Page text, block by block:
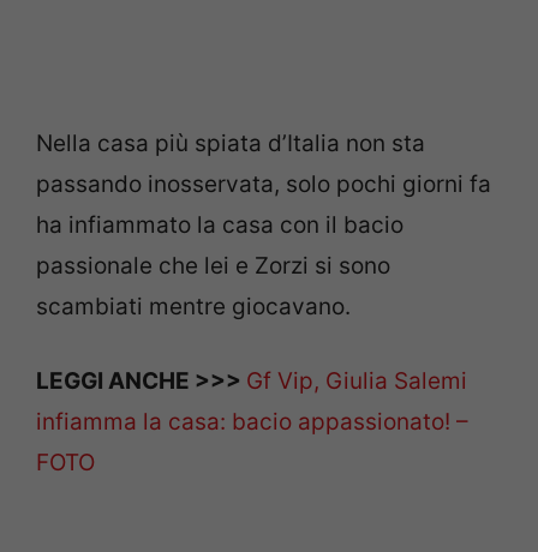
Nella casa più spiata d’Italia non sta
passando inosservata, solo pochi giorni fa
ha infiammato la casa con il bacio
passionale che lei e Zorzi si sono
scambiati mentre giocavano.
LEGGI ANCHE >>> Gf Vip, Giulia Salemi
infiamma la casa: bacio appassionato! –
FOTO